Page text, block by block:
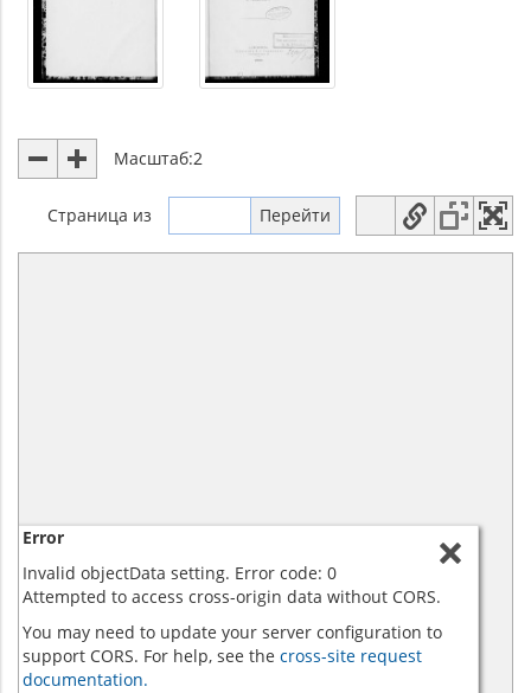
Масштаб:2
Страница из
Error
Invalid objectData setting. Error code: 0
Attempted to access cross-origin data without CORS.
You may need to update your server configuration to
support CORS. For help, see the cross-site request
documentation.